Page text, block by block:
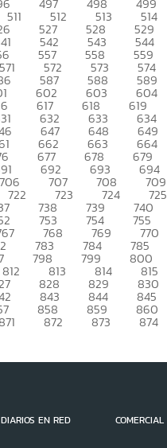
497 498 499
511 512 513 514
527 528 529
542 543 544
557 558 559
571 572 573 574
587 588 589
602 603 604
617 618 619
632 633 634
647 648 649
662 663 664
677 678 679
692 693 694
706 707 708 709
722 723 724 725
738 739 740
753 754 755
768 769 770
783 784 785
798 799 800
812 813 814 815
828 829 830
843 844 845
858 859 860
872 873 874
EN RED COMERCIAL